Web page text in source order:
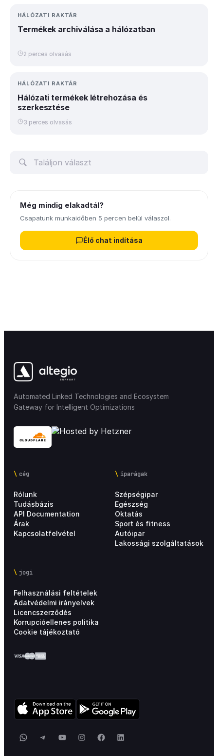
HÁLÓZATI RAKTÁR
Termékek archiválása a hálózatban
2 perces olvasás
HÁLÓZATI RAKTÁR
Hálózati termékek létrehozása és
szerkesztése
3 perces olvasás
Még mindig elakadtál?
Csapatunk munkaidőben 5 percen belül válaszol.
Élő chat indítása
Automated Linked Technologies and Ecosystem
Gateway for Intelligent Optimizations
cég
Rólunk
Tudásbázis
API Documentation
Árak
Kapcsolatfelvétel
iparágak
Szépségipar
Egészség
Oktatás
Sport és fitness
Autóipar
Lakossági szolgáltatások
jogi
Felhasználási feltételek
Adatvédelmi irányelvek
Licencszerződés
Korrupcióellenes politika
Cookie tájékoztató
WhatsApp
TelegramYouTubeInstagram
FacebookLinkedIn